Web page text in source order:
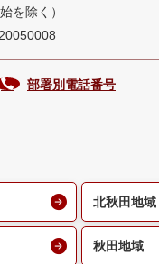
を除く）
部署別電話番号
北秋田地域
秋田地域